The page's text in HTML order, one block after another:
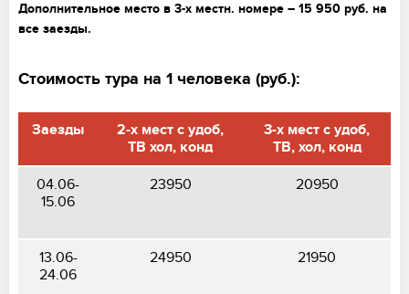
Дополнительное место в 3-х местн. номере – 15 950 руб. на
все заезды.
Стоимость тура на 1 человека (руб.):
Заезды
2-х мест с удоб,
ТВ хол, конд
3-х мест с удоб,
ТВ, хол, конд
04.06-
15.06
23950 20950
13.06-
24.06
24950 21950